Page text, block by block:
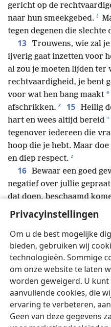
Privacyinstellingen
Om u de best mogelijke
bieden, gebruiken wij
technologieën. Sommige
om onze website te laten
worden geweigerd. U
aanvullende cookies, die
ervaring te verbeteren,
Geen van deze gegevens
gericht op de
naar hun smeekgebed. t
tegen degenen die slechte
13 Trouwens, wie zal
ijverig gaat inzetten voor
al zou je moeten lijden ter
rechtvaardigheid, je bent
voor wat hen bang maakt *
afschrikken. x 15 Heilig
hart en wees altijd bereid *
tegenover iedereen die
hoop die je hebt. Maar
en diep respect. z
16 Bewaar een goed
negatief over jullie
dat doen, beschaamd
jullie goede gedrag als
Het is namelijk beter
doet
d — als het Gods wil
omdat je het slechte doet. e
eens en voor altijd
rechtvaardige voor
naar God te leiden.
h Hij
het vlees, i maar levend
Zo ging hij prediken tot de
k die eens